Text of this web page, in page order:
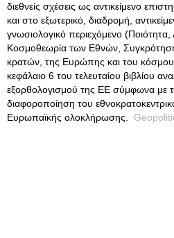
διεθνείς σχέσεις ως αντικείμενο
και στο εξωτερικό, διαδρομή,
γνωσιολογικό περιεχόμενο
Κοσμοθεωρία των Εθνών,
κρατών, της Ευρώπης και του
κεφάλαιο 6 του τελευταίου βιβλίου
εξορθολογισμού της ΕΕ σύμφωνα με
διαφοροποίηση του
Ευρωπαϊκής ολοκλήρωσης.